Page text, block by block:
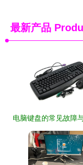
最新产品